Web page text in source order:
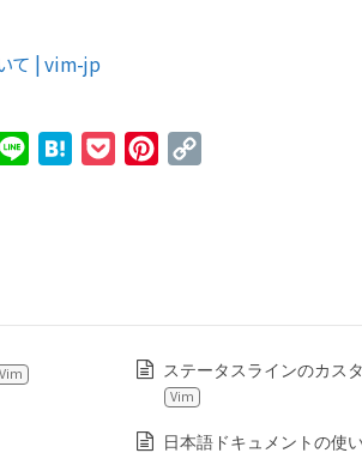
て | vim-jp
TwitterLine HatenaPocketPinterest
Vim ステータスラインのカス
Vim
日本語ドキュメントの使